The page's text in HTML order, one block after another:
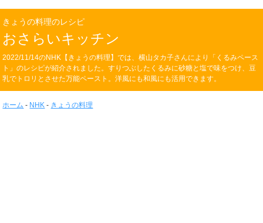
きょうの料理のレシピ
おさらいキッチン
2022/11/14のNHK【きょうの料理】では、横山タカ子さんにより「くるみペース
ト」のレシピが紹介されました。すりつぶしたくるみに砂糖と塩で味をつけ、豆
乳でトロリとさせた万能ペースト。洋風にも和風にも活用できます。
ホーム - NHK - きょうの料理